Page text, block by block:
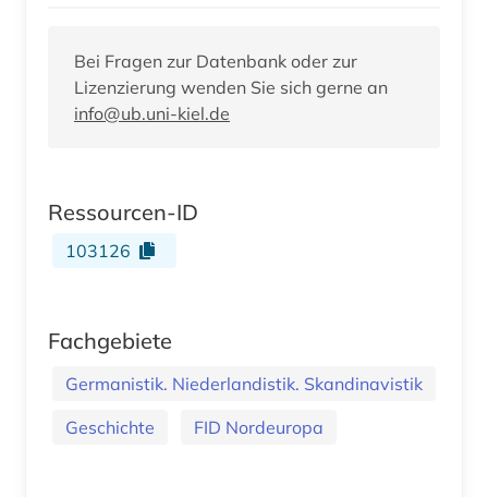
Bei Fragen zur Datenbank oder zur
Lizenzierung wenden Sie sich gerne an
info@ub.uni-kiel.de
Ressourcen-ID
103126
Fachgebiete
Germanistik. Niederlandistik. Skandinavistik
Geschichte
FID Nordeuropa